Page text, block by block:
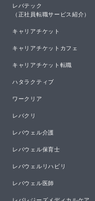
レバテック
（正社員転職サービス紹介）
キャリアチケット
キャリアチケットカフェ
キャリアチケット転職
ハタラクティブ
ワークリア
レバクリ
レバウェル介護
レバウェル保育士
レバウェルリハビリ
レバウェル医師